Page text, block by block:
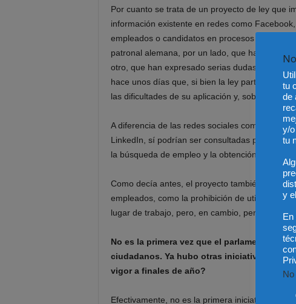
Por cuanto se trata de un proyecto de ley que
información existente en redes como
empleados o candidatos en procesos de
patronal alemana, por un lado, que ha pedido
otro, que han expresado serias dudas sobre la
hace unos días que, si bien la ley parte de un
las dificultades de su aplicación y, sobretodo,
A diferencia de las redes sociales como
LinkedIn, sí podrían ser consultadas por los
la búsqueda de empleo y la obtención de
Como decía antes, el proyecto también prevé
empleados, como la prohibición de utilizar
lugar de trabajo, pero, en cambio, permitiría
No es la primera vez que el parlamento
ciudadanos. Ya hubo otras iniciativas.
vigor a finales de año?
Efectivamente, no es la primera iniciativa legal
tu
de
y/
tu
y